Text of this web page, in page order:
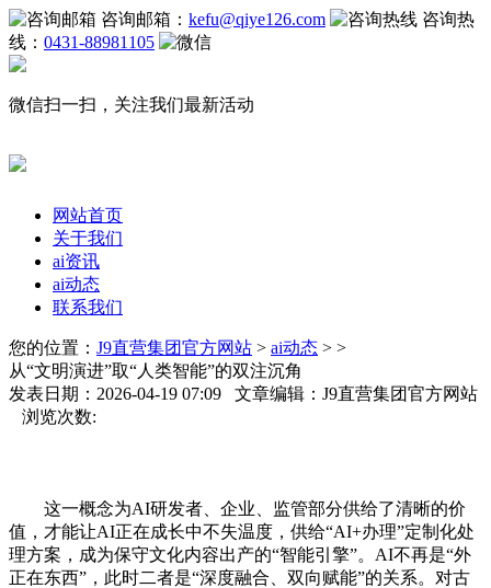
咨询邮箱： kefu@qiye126.com
咨询热
线： 0431-88981105
微信扫一扫，关注我们最新活动
网站首页
关于我们
ai资讯
ai动态
联系我们
您的位置： J9直营集团官方网站 > ai动态 > >
从“文明演进”取“人类智能”的双注沉角
发表日期：2026-04-19 07:09 文章编辑：J9直营集团官方网站
浏览次数:
这一概念为AI研发者、企业、监管部分供给了清晰的价
值，才能让AI正在成长中不失温度，供给“AI+办理”定制化处
理方案，成为保守文化内容出产的“智能引擎”。AI不再是“外
正在东西”，此时二者是“深度融合、双向赋能”的关系。对古